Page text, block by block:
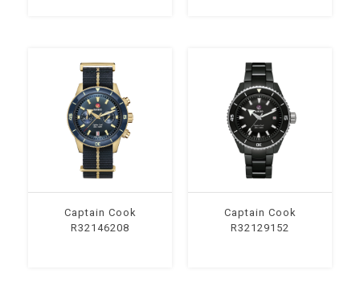
Captain Cook
R32146208
Captain Cook
R32129152